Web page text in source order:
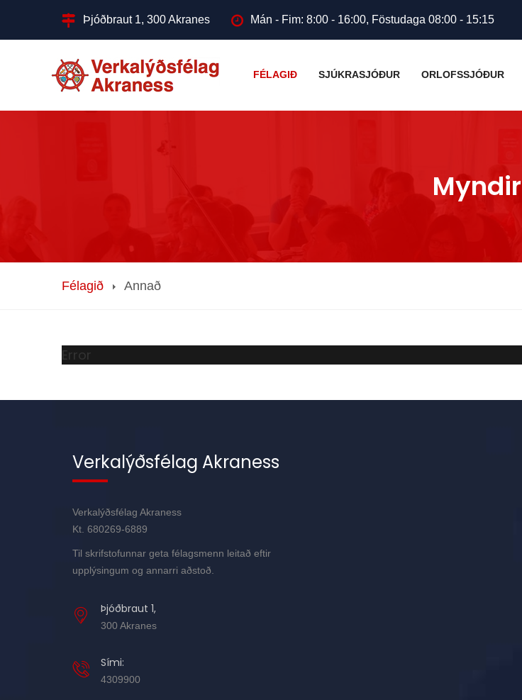
Þjóðbraut 1, 300 Akranes Mán - Fim: 8:00 - 16:00, Föstudaga 08:00 - 15:15
FÉLAGIÐ SJÚKRASJÓÐUR ORLOFSSJÓÐUR
Myndir
Félagið Annað
Error
Verkalýðsfélag Akraness
Verkalýðsfélag Akraness
Kt. 680269-6889
Til skrifstofunnar geta félagsmenn leitað eftir
upplýsingum og annarri aðstoð.
Þjóðbraut 1,
300 Akranes
Sími:
4309900